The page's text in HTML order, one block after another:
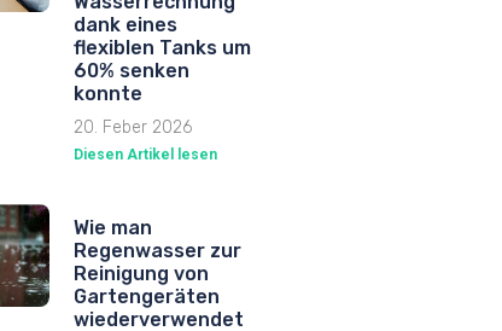
dank eines
flexiblen Tanks um
60% senken
konnte
20. Feber 2026
Diesen Artikel lesen
Wie man
Regenwasser zur
Reinigung von
Gartengeräten
wiederverwendet